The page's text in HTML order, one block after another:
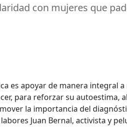
con mujeres que
es apoyar de manera integral
para reforzar su autoestima,
la importancia del
Juan Bernal, activista y